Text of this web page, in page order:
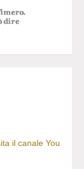
il canale You